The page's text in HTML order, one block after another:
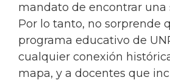
mandato de encontrar una
Por lo tanto, no sorprende
programa educativo de
cualquier conexión
mapa, y a docentes que